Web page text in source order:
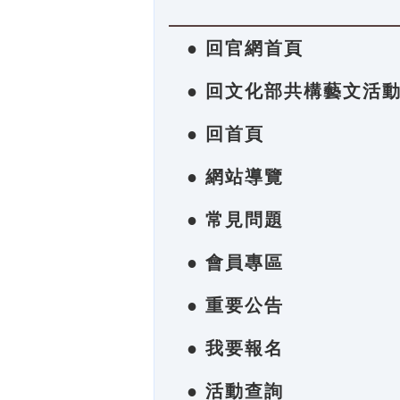
● 回官網首頁
● 回文化部共構藝文活
● 回首頁
● 網站導覽
● 常見問題
● 會員專區
● 重要公告
● 我要報名
● 活動查詢